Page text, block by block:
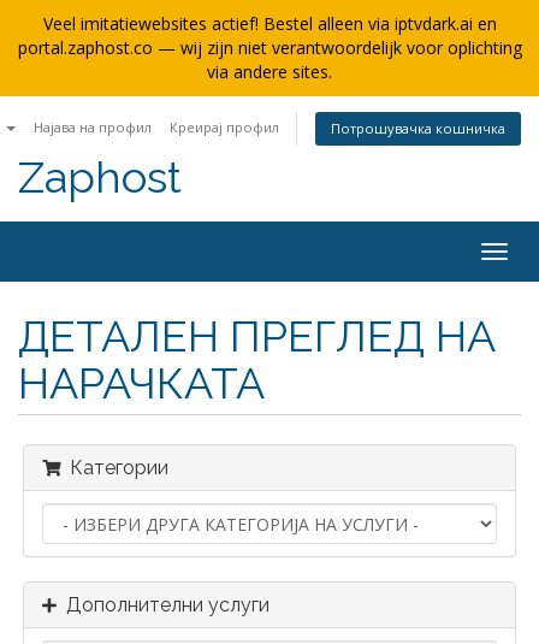
Veel imitatiewebsites actief! Bestel alleen via iptvdark.ai en
portal.zaphost.co — wij zijn niet verantwoordelijk voor oplichting
via andere sites.
Најава на профил Креирај профил Потрошувачка кошничка
Zaphost
ДЕТАЛЕН ПРЕГЛЕД НА
НАРАЧКАТА
Категории
Дополнителни услуги